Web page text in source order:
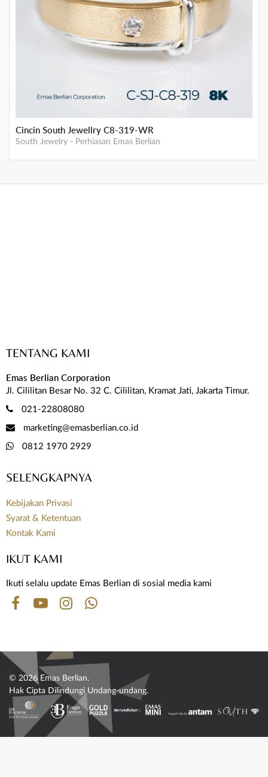
Cincin South Jewellry C8-319-WR
South Jewelry - Perhiasan Emas Berlian
TENTANG KAMI
Emas Berlian Corporation
Jl. Cililitan Besar No. 32 C. Cililitan, Kramat Jati, Jakarta Timur.
021-22808080
marketing@emasberlian.co.id
0812 1970 2929
SELENGKAPNYA
Kebijakan Privasi
Syarat & Ketentuan
Kontak Kami
IKUT KAMI
Ikuti selalu update Emas Berlian di sosial media kami
© 2026 Emas Berlian.
Hak Cipta Dilindungi Undang-undang.